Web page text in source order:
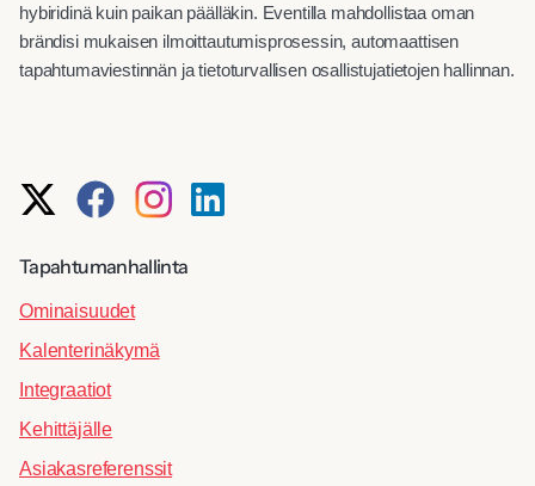
hybiridinä kuin paikan päälläkin. Eventilla mahdollistaa oman
brändisi mukaisen ilmoittautumisprosessin, automaattisen
tapahtumaviestinnän ja tietoturvallisen osallistujatietojen hallinnan.
Tapahtumanhallinta
Ominaisuudet
Kalenterinäkymä
Integraatiot
Kehittäjälle
Asiakasreferenssit